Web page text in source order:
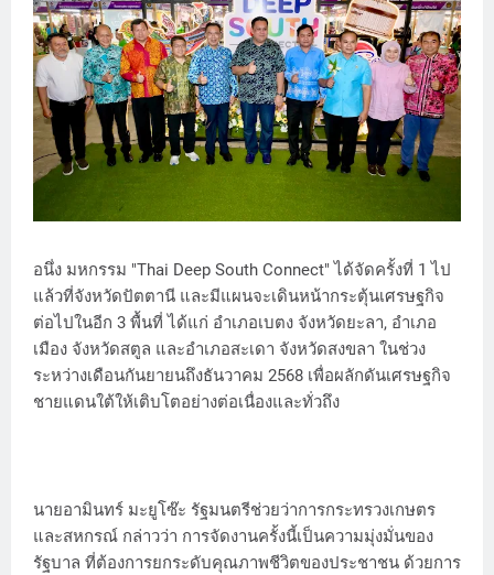
อนึ่ง มหกรรม "Thai Deep South Connect" ได้จัดครั้งที่ 1 ไป
แล้วที่จังหวัดปัตตานี และมีแผนจะเดินหน้ากระตุ้นเศรษฐกิจ
ต่อไปในอีก 3 พื้นที่ ได้แก่ อำเภอเบตง จังหวัดยะลา, อำเภอ
เมือง จังหวัดสตูล และอำเภอสะเดา จังหวัดสงขลา ในช่วง
ระหว่างเดือนกันยายนถึงธันวาคม 2568 เพื่อผลักดันเศรษฐกิจ
ชายแดนใต้ให้เติบโตอย่างต่อเนื่องและทั่วถึง
นายอามินทร์ มะยูโซ๊ะ รัฐมนตรีช่วยว่าการกระทรวงเกษตร
และสหกรณ์ กล่าวว่า การจัดงานครั้งนี้เป็นความมุ่งมั่นของ
รัฐบาล ที่ต้องการยกระดับคุณภาพชีวิตของประชาชน ด้วยการ